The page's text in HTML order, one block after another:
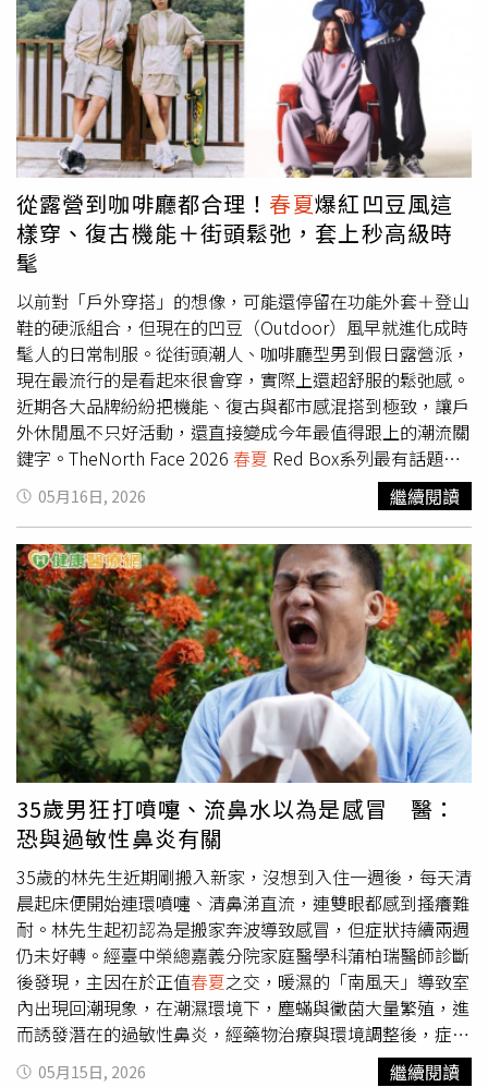
覺降溫，還會讓整體氣質變得更清爽。再加上丁潤浩高挑身
形與自然鬆弛感，整體畫面根本像韓劇海報，只要掌握「同
色系＋寬鬆比例」，就能輕鬆穿出現在最流行的韓系氛圍
感。（圖／@maisonkitsune）夏日犬系男友穿搭：駝色針
織＋同色系長褲，溫柔感直接拉滿如果說黑白灰是安全牌，
那麼駝色就是「高級犬系男友」的隱藏王牌。丁潤浩這套駝
色籃網短袖針織衫搭配同色系休閒褲，關鍵就在於同色系搭
配讓整體視覺更乾淨，看起來特別溫柔有親近感。再加上針
織材質本身自帶柔和濾鏡，把法式慵懶氣息發揮到極致，尤
其微微透氣的編織感，在夏天既不厚重，又能增加層次，完
全是現在韓國男星很愛的「不費力時髦」。（圖／
@maisonkitsune）夏日犬系男友穿搭：深藍滾邊針織衫，
法式學院風太犯規這套深藍色滾白邊針織衫真的很像從法國
校園電影走出來。白色滾邊細節讓整體造型多了幾分復古學
院氣息，內搭米色上衣後，又能柔化深色系帶來的距離感。
最厲害的是，這種穿搭其實非常適合亞洲男生參考。因為深
藍色本來就很修飾身形，再搭配直筒丹寧褲，腿部比例會被
默默拉長，看起來乾淨又有精神。（圖／
@maisonkitsune）夏日犬系男友穿搭：襯衫疊搭＋休閒短
褲，韓星最愛穿搭公式最近韓國男星幾乎都在穿「疊搭感短
褲造型」，而丁潤浩這套棉質上衣內搭襯衫，再配休閒短褲
的組合，完全是今年夏天最值得學的公式。（圖／
@maisonkitsune）以為短褲容易穿得太居家，但只要加入
襯衫層次，就能瞬間提升精緻度。尤其微寬鬆剪裁搭配俐落
短褲長度，會讓整體看起來更有少年感。（圖／
@maisonkitsune）這次Maison Kitsuné以「In the Rhythm
of the Day」為主題，把巴黎優雅與日系隨性感融合得剛剛
好，而丁潤浩則完美示範，原來真正高級的男友感，不是刻
意耍帥，而是那種乾淨、舒服，又帶點溫柔鬆弛感的時髦魅
力。
從露營到咖啡廳都合理！ 春夏爆紅凹豆風這
樣穿、復古機能＋街頭鬆弛，套上秒高級時
髦
以前對「戶外穿搭」的想像，可能還停留在功能外套＋登山
鞋的硬派組合，但現在的凹豆（Outdoor）風早就進化成時
髦人的日常制服。從街頭潮人、咖啡廳型男到假日露營派，
現在最流行的是看起來很會穿，實際上還超舒服的鬆弛感。
近期各大品牌紛紛把機能、復古與都市感混搭到極致，讓戶
外休閒風不只好活動，還直接變成今年最值得跟上的潮流關
鍵字。TheNorth Face 2026 春夏 Red Box系列最有話題度
的，絕對少不了TheNorth Face全新2026
Red Box系
列。這系列根本是「New Vintage」教科書，把90年代美式
戶外氛圍重新翻玩成現在最紅的寬鬆街頭感。Oversize剪裁
一上身，瞬間就有種「等等可能要去露營，也可能只是去跑
咖」的時髦氣場。（圖／品牌提供）Red Box系列最經典
的，就是那顆超有辨識度的紅色方形Logo。搭配復古銀
扣、VISLON拉鍊等細節，把原本偏戶外機能的單品，變成
能直接穿進城市的潮流裝備。尤其寬鬆版型真的很懂現在年
輕人想要的氛圍感，不會太拘束，又保留一種隨性俐落的輪
廓。簡單搭件白T、工裝褲就超有型，完全是懶人也能輕鬆
帥的代表。（圖／品牌提供）（圖／品牌提供）
UAUnstoppable季節限定全面升級、兼顧風格與機能的日
常戰袍UnderArmour這次則把「城市機能感」直接拉滿。
全新升級的UA Unstoppable系列，根本像是幫每天行程爆
滿的人量身打造。從通勤、健身到戶外走跳，一套直接搞
定。最厲害的是，不是那種只有機能、沒有造型的運動服，
而是真正把潮流感也一起做進去。（圖／品牌提供）這次系
列中的Unstoppable Woven Plus，採用彈力斜紋梭織面
料，不只舒適，還抗皺到很適合懶得整燙衣服的人。加上色
塊拼接與未來感Logo設計，整體視覺瞬間多了科技潮流
味。穿上後有種要去拍潮流街拍的氣勢。（圖／品牌提供）
春夏限定的Airvent款式更是戶外派會直接愛上。Airvent透
氣面料搭配網眼拼接，大熱天穿也不怕悶到崩潰；再加上多
05月16日, 2026 繼續閱讀
35歲男狂打噴嚏、流鼻水以為是感冒 醫：
恐與過敏性鼻炎有關
35歲的林先生近期剛搬入新家，沒想到入住一週後，每天清
晨起床便開始連環噴嚏、清鼻涕直流，連雙眼都感到搔癢難
耐。林先生起初認為是搬家奔波導致感冒，但症狀持續兩週
仍未好轉。經臺中榮總嘉義分院家庭醫學科蒲柏瑞醫師診斷
後發現，主因在於正值春夏之交，暖濕的「南風天」導致室
內出現回潮現象，在潮濕環境下，塵蟎與黴菌大量繁殖，進
而誘發潛在的過敏性鼻炎，經藥物治療與環境調整後，症狀
逐漸改善。台灣過敏人口多 環境濕氣與季節過敏原是關
05月15日, 2026 繼續閱讀